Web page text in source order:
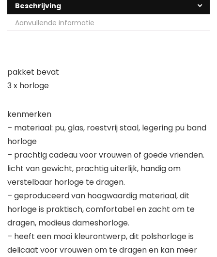
Beschrijving
Aanvullende informatie
pakket bevat
3 x horloge
kenmerken
– materiaal: pu, glas, roestvrij staal, legering pu band
horloge
– prachtig cadeau voor vrouwen of goede vrienden.
licht van gewicht, prachtig uiterlijk, handig om
verstelbaar horloge te dragen.
– geproduceerd van hoogwaardig materiaal, dit
horloge is praktisch, comfortabel en zacht om te
dragen, modieus dameshorloge.
– heeft een mooi kleurontwerp, dit polshorloge is
delicaat voor vrouwen om te dragen en kan meer